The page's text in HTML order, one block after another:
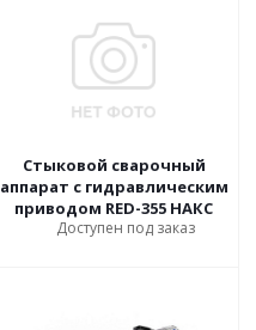
Стыковой сварочный
аппарат с гидравлическим
приводом RED-355 НАКС
Доступен под заказ